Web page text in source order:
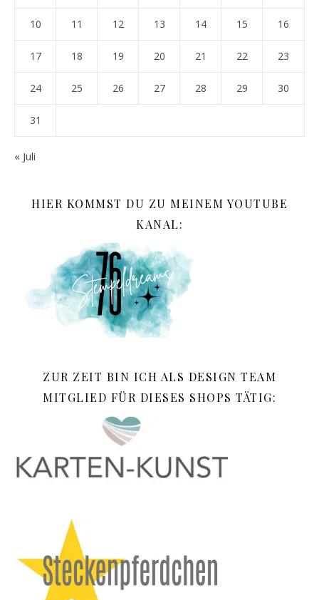
10 11 12 13 14 15 16
17 18 19 20 21 22 23
24 25 26 27 28 29 30
31
« Juli
HIER KOMMST DU ZU MEINEM YOUTUBE
KANAL:
ZUR ZEIT BIN ICH ALS DESIGN TEAM
MITGLIED FÜR DIESES SHOPS TÄTIG: